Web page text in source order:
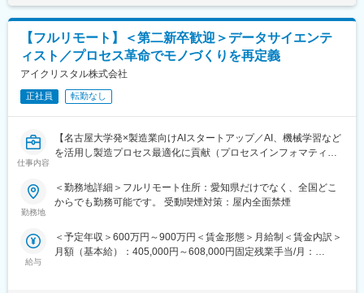
研究要素・新規性のあるものについては学会発表や論文投稿、特
許の取得等をすることも可能です。
■中途入社者からの声
「前職の経験を活かしながら新しい技術に挑戦できる」「役員と
もフラットに議論できる環境」「自社開発の教育システムで学び
ながらスピード成長」「国家プロジェクトや大手企業との共同研
■フルリモート勤務
どこからでも勤務可能です。実際に隔月出社のペースで働いてい
る社員もいます。
■当社について
名古屋大学・宇治原研究室の先端研究を基盤に生まれたスタート
【フルリモート】＜第二新卒歓迎＞データサイエンテ
ィスト／プロセス革命でモノづくりを再定義
アイクリスタル株式会社
正社員 転勤なし
仕事内容
【名古屋大学発×製造業向けAIスタートアップ／AI、機械学習など
を活用し製造プロセス最適化に貢献（プロセスインフォマティク
■業務内容
製造業のクライアントから頂く現場の各種データを解析し、生産
案を担当して頂きます。企業や大学との共同研究プロジェクトも
多く、新規性のあるものについては学会発表や論文投稿、特許の
勤務地
＜勤務地詳細＞フルリモート住所：愛知県だけでなく、全国どこ
からでも勤務可能です。 受動喫煙対策：屋内全面禁煙
給与
＜予定年収＞600万円～900万円＜賃金形態＞月給制＜賃金内訳＞
月額（基本給）：405,000円～608,000円固定残業手当/月：